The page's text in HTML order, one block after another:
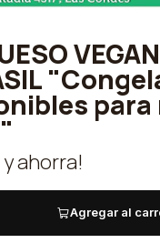
ahorra!
Agregar al